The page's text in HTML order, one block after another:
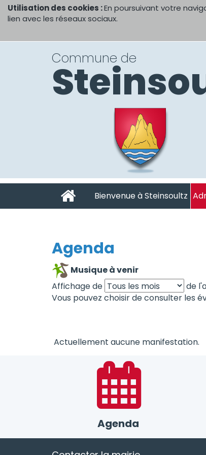
Utilisation des cookies :En poursuivant votre
lien avec les réseaux sociaux.
Commune de
Bienvenue à Steinsoultz
Agenda
Musique à venir
Affichage de
de
Vous pouvez choisir de consulter les
Actuellement aucune manifestation.
Agenda